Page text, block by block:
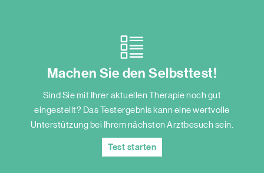
Machen Sie den Selbsttest!
Sind Sie mit Ihrer aktuellen Therapie noch gut
eingestellt? Das Testergebnis kann eine wertvolle
Unterstützung bei Ihrem nächsten Arztbesuch sein.
Test starten